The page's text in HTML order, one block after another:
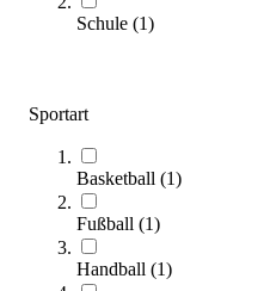
Schule (1)
Sportart
Basketball (1)
Fußball (1)
Handball (1)
Zum Produkt
Längere Lieferzeit